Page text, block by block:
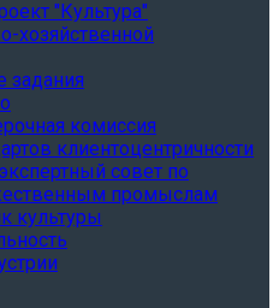
"Культура"
хозяйственной
задания
комиссия
клиентоцентричности
совет по
промыслам
культуры